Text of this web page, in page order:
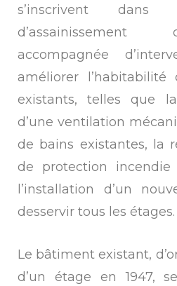
s’inscrivent dans
accompagnée
améliorer l’habitabilité
existants, telles que
d’une ventilation
de bains existantes, la
de protection
l’installation d’un
desservir tous les étages.
Le bâtiment existant,
d’un étage en 1947,